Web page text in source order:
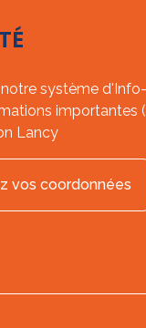
système
importantes
Lancy
vos coordonnées